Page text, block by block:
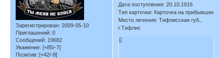
Зарегистрирован: 2009-05-10
Приглашений: 0
Сообщений: 19682
Уважение: [+85/-7]
Позитив: [+42/-8]
Дата поступления: 20.10.1916
Тип карточки: Карточка на прибывших
Место лечения: Тифлисская губ.,
г.Тифлис
0